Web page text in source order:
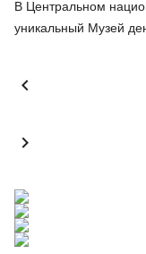
В Центральном
уникальный Музей

